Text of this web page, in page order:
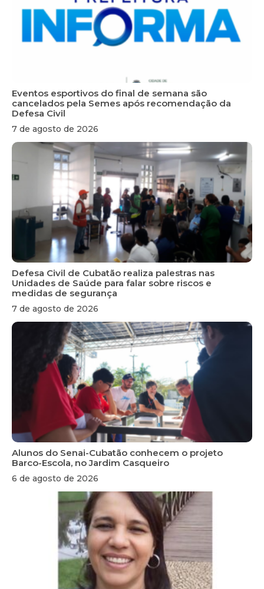
Eventos esportivos do final de semana são
cancelados pela Semes após recomendação da
Defesa Civil
7 de agosto de 2026
Defesa Civil de Cubatão realiza palestras nas
Unidades de Saúde para falar sobre riscos e
medidas de segurança
7 de agosto de 2026
Alunos do Senai-Cubatão conhecem o projeto
Barco-Escola, no Jardim Casqueiro
6 de agosto de 2026